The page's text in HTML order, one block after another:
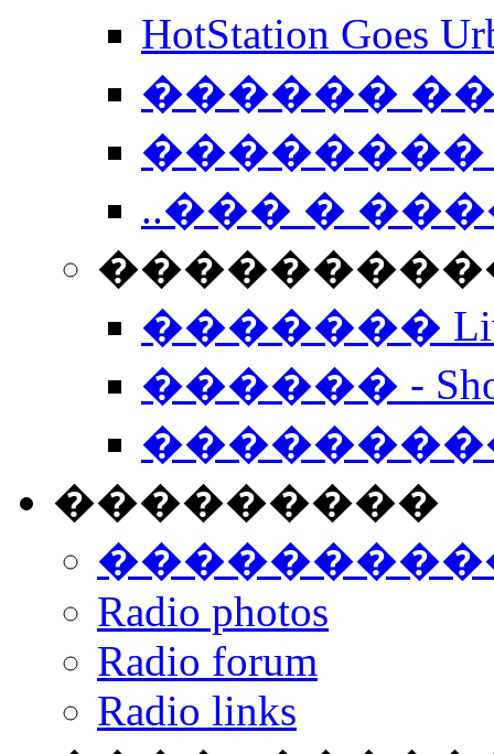
HotStation
������
��������
..��� �
����������
�������
������ -
���������
Radio photos
Radio forum
Radio links